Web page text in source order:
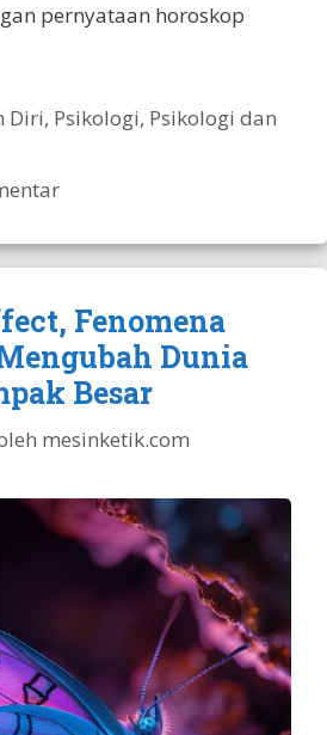
pernyataan horoskop
Diri, Psikologi, Psikologi dan
Fenomena
Dunia
Besar
mesinketik.com